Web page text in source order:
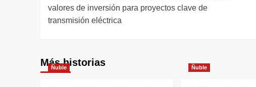
valores de inversión para proyectos clave de
transmisión eléctrica
Más historias
Ñuble Ñuble